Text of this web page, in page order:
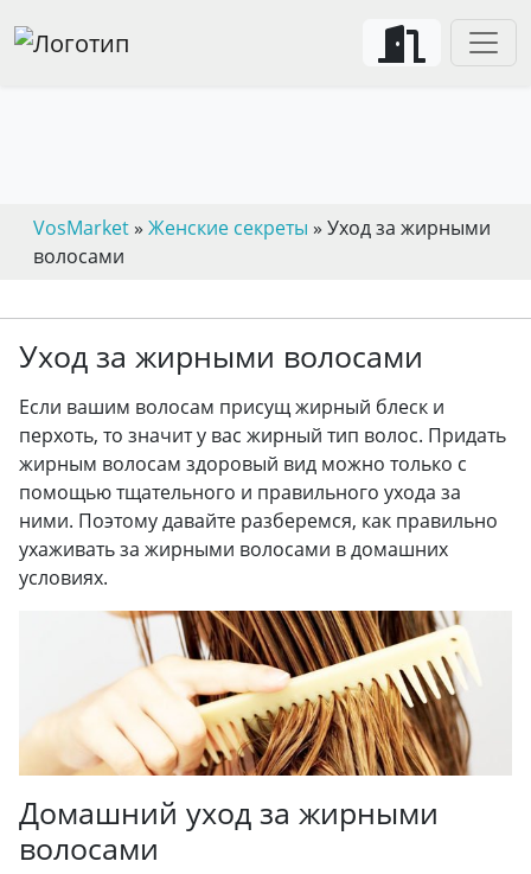
VosMarket» Женские секреты » Уход за жирными
волосами
Уход за жирными волосами
Если вашим волосам присущ жирный блеск и
перхоть, то значит у вас жирный тип волос. Придать
жирным волосам здоровый вид можно только с
помощью тщательного и правильного ухода за
ними. Поэтому давайте разберемся, как правильно
ухаживать за жирными волосами в домашних
условиях.
Домашний уход за жирными
волосами